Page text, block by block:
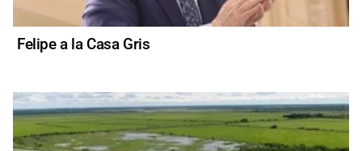
Felipe a la Casa Gris